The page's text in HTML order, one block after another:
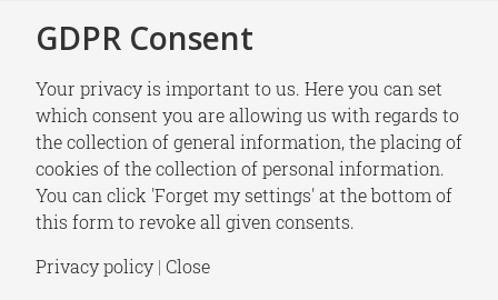
NEWS
HCSS in the media |
Week 21
GDPR Consent
Your privacy is important to us. Here you can set
which consent you are allowing us with regards to
the collection of general information, the placing of
cookies of the collection of personal information.
You can click 'Forget my settings' at the bottom of
this form to revoke all given consents.
Privacy policy | Close